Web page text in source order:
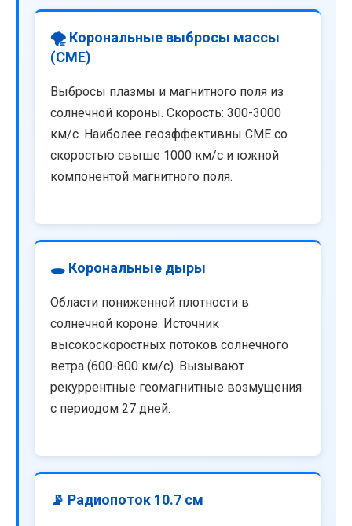
🌪️ Корональные выбросы массы
(CME)
Выбросы плазмы и магнитного поля из
солнечной короны. Скорость: 300-3000
км/с. Наиболее геоэффективны CME со
скоростью свыше 1000 км/с и южной
компонентой магнитного поля.
🕳️ Корональные дыры
Области пониженной плотности в
солнечной короне. Источник
высокоскоростных потоков солнечного
ветра (600-800 км/с). Вызывают
рекуррентные геомагнитные возмущения
с периодом 27 дней.
📡 Радиопоток 10.7 см